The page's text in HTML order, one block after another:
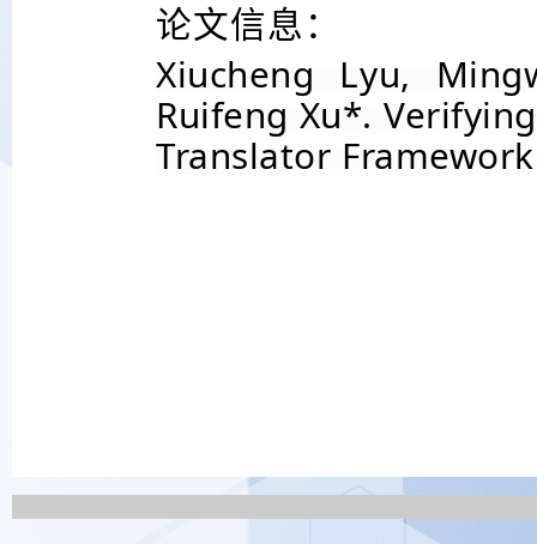
论文信息：
Xiucheng Lyu,
Ruifeng Xu*.
Translator